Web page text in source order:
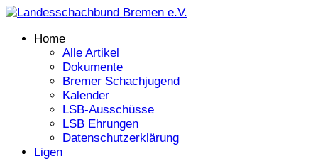
Home
Alle Artikel
Dokumente
Bremer Schachjugend
Kalender
LSB-Ausschüsse
LSB Ehrungen
Datenschutzerklärung
Ligen